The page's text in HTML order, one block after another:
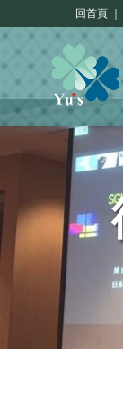
回首頁｜